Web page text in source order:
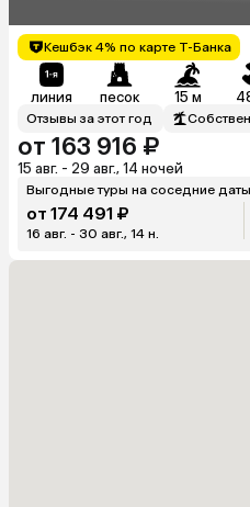
Кешбэк 4% по карте Т-Банка
линия песок 15 м
Отзывы за этот год
от 163 916 ₽
15 авг. - 29 авг., 14 ночей
Выгодные туры на соседние даты
от 174 491 ₽
16 авг. - 30 авг., 14 н.